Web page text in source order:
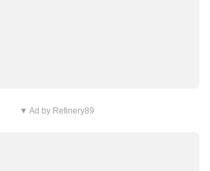
▼ Ad by Refinery89